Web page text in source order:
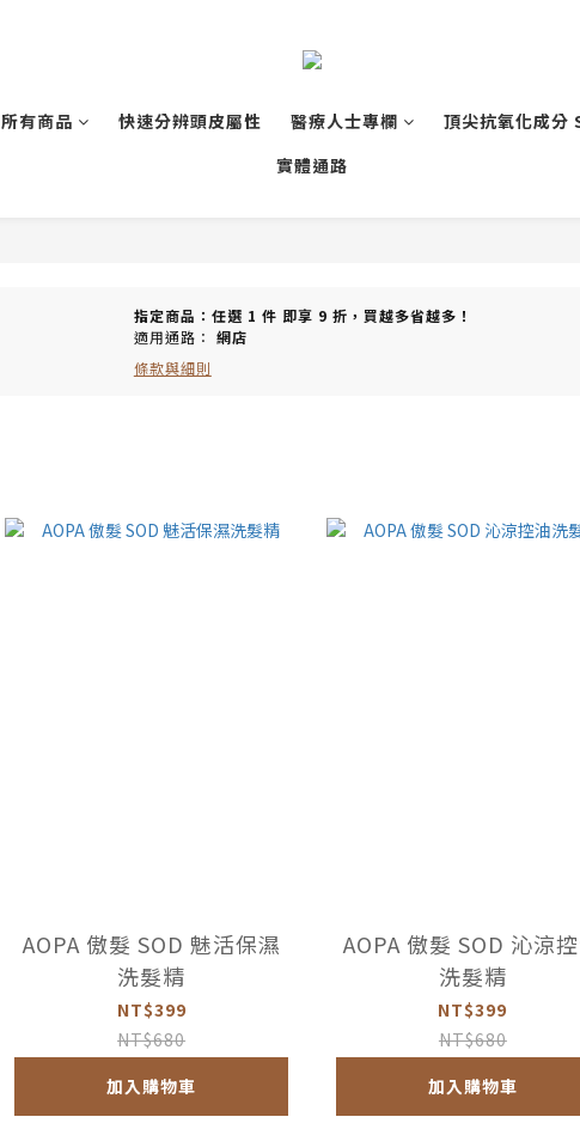
所有商品 快速分辨頭皮屬性 醫療人士專欄
頂尖抗氧化成分
實體通路
指定商品：任選 1 件 即享 9 折，買越多省越多！
適用通路： 網店
條款與細則
AOPA 傲髮 SOD 魅活保濕
洗髮精
NT$399
NT$680
加入購物車
AOPA 傲髮 SOD 沁涼
洗髮精
NT$399
NT$680
加入購物車